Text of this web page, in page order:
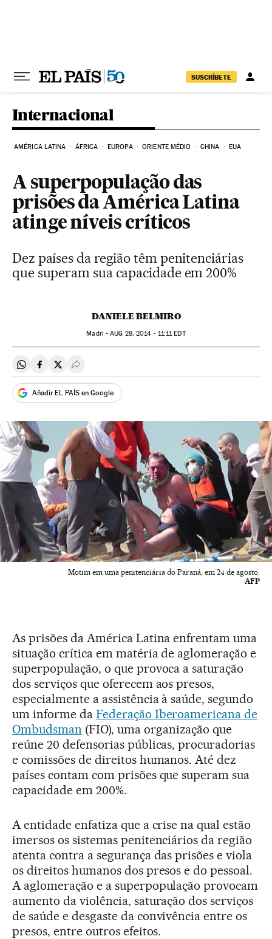
SUSCRÍBETE
Internacional
AMÉRICA LATINA ÁFRICA EUROPA ORIENTE MÉDIO CHINA EUA
A superpopulação das
prisões da América Latina
atinge níveis críticos
Dez países da região têm penitenciárias
que superam sua capacidade em 200%
DANIELE BELMIRO
Madri -AUG 28, 2014 - 11:11EDT
Compartir en Whatsapp
Compartir en Facebook
Compartir en Twitter
Desplegar Redes Sociales
Añadir EL PAÍS en Google
Motim em uma penitenciária do Paraná, em 24 de agosto.
AFP
As prisões da América Latina enfrentam uma
situação crítica em matéria de aglomeração e
superpopulação, o que provoca a saturação
dos serviços que oferecem aos presos,
especialmente a assistência à saúde, segundo
um informe da Federação Iberoamericana de
Ombudsman (FIO), uma organização que
reúne 20 defensorias públicas, procuradorias
e comissões de direitos humanos. Até dez
países contam com prisões que superam sua
capacidade em 200%.
A entidade enfatiza que a crise na qual estão
imersos os sistemas penitenciários da região
atenta contra a segurança das prisões e viola
os direitos humanos dos presos e do pessoal.
A aglomeração e a superpopulação provocam
aumento da violência, saturação dos serviços
de saúde e desgaste da convivência entre os
presos, entre outros efeitos.